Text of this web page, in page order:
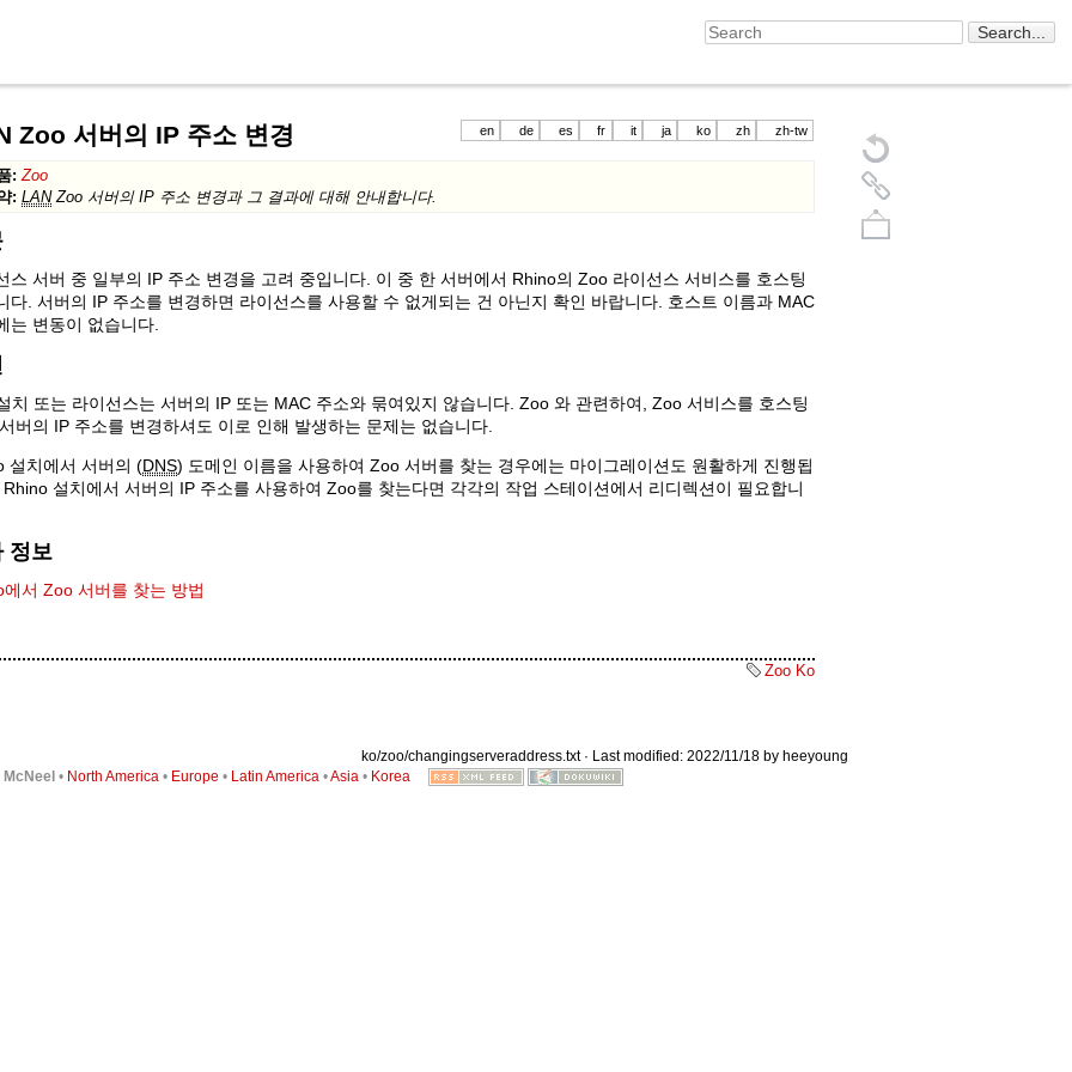
en de es fr it ja ko zh zh-tw
Zoo 서버의 IP 주소 변경
: Zoo
: LANZoo 서버의 IP 주소 변경과 그 결과에 대해 안내합니다.
스 서버 중 일부의 IP 주소 변경을 고려 중입니다. 이 중 한 서버에서 Rhino의 Zoo 라이선스 서비스를 호스팅
다. 서버의 IP 주소를 변경하면 라이선스를 사용할 수 없게되는 건 아닌지 확인 바랍니다. 호스트 이름과 MAC
는 변동이 없습니다.
치 또는 라이선스는 서버의 IP 또는 MAC 주소와 묶여있지 않습니다. Zoo 와 관련하여, Zoo 서비스를 호스팅
버의 IP 주소를 변경하셔도 이로 인해 발생하는 문제는 없습니다.
설치에서 서버의 (DNS) 도메인 이름을 사용하여 Zoo 서버를 찾는 경우에는 마이그레이션도 원활하게 진행됩
Rhino 설치에서 서버의 IP 주소를 사용하여 Zoo를 찾는다면 각각의 작업 스테이션에서 리디렉션이 필요합니
정보
에서 Zoo 서버를 찾는 방법
Zoo Ko
ko/zoo/changingserveraddress.txt· Last modified: 2022/11/18 by heeyoung
McNeel • North America• Europe • Latin America•Asia• Korea